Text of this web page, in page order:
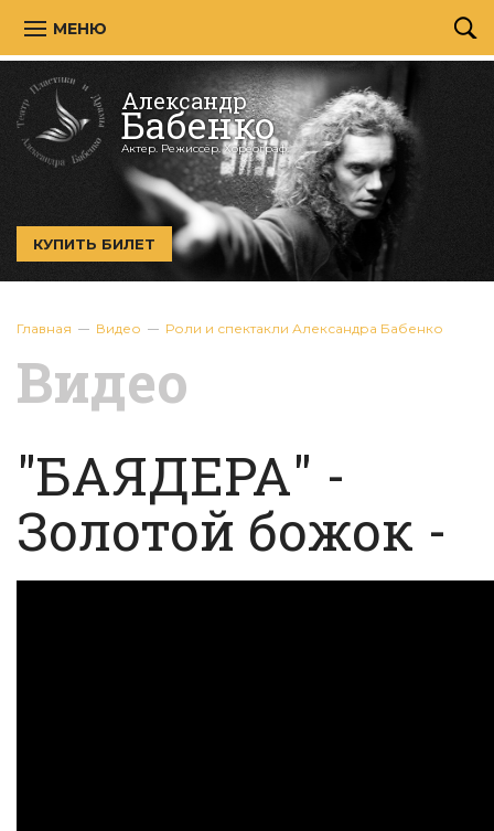
МЕНЮ
Александр
Бабенко
Актер. Режиссёр. Хореограф.
КУПИТЬ БИЛЕТ
Главная Видео Роли и спектакли Александра Бабенко
Видео
"БАЯДЕРА" -
Золотой божок -